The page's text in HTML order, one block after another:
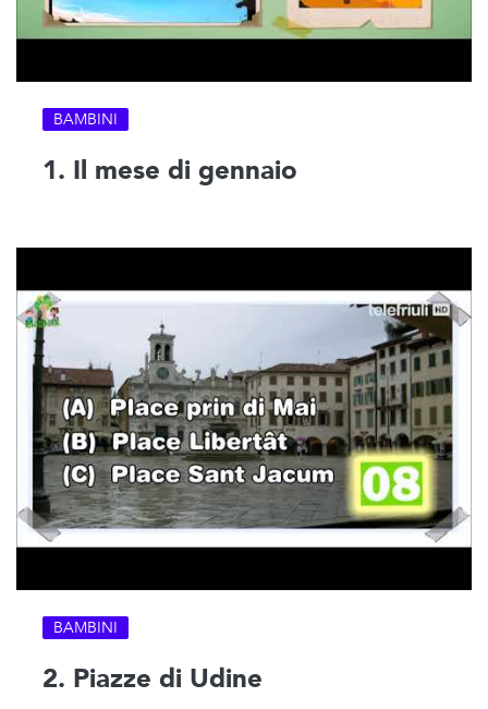
BAMBINI
1. Il mese di gennaio
BAMBINI
2. Piazze di Udine